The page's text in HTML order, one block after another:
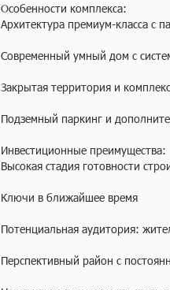
Особенности комплекса:
Архитектура премиум-класса с
Современный умный дом с
Закрытая территория и
Подземный паркинг и
Инвестиционные преимущества:
Высокая стадия готовности
Ключи в ближайшее время
Потенциальная аудитория:
Перспективный район с